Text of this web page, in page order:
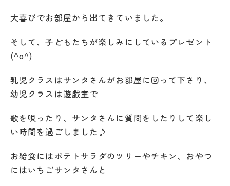
大喜びでお部屋から出てきていました。
そして、子どもたちが楽しみにしているプレゼント
(^o^)
乳児クラスはサンタさんがお部屋に回って下さり、
幼児クラスは遊戯室で
歌を唄ったり、サンタさんに質問をしたりして楽し
い時間を過ごしました♪
お給食にはポテトサラダのツリーやチキン、おやつ
にはいちごサンタさんと